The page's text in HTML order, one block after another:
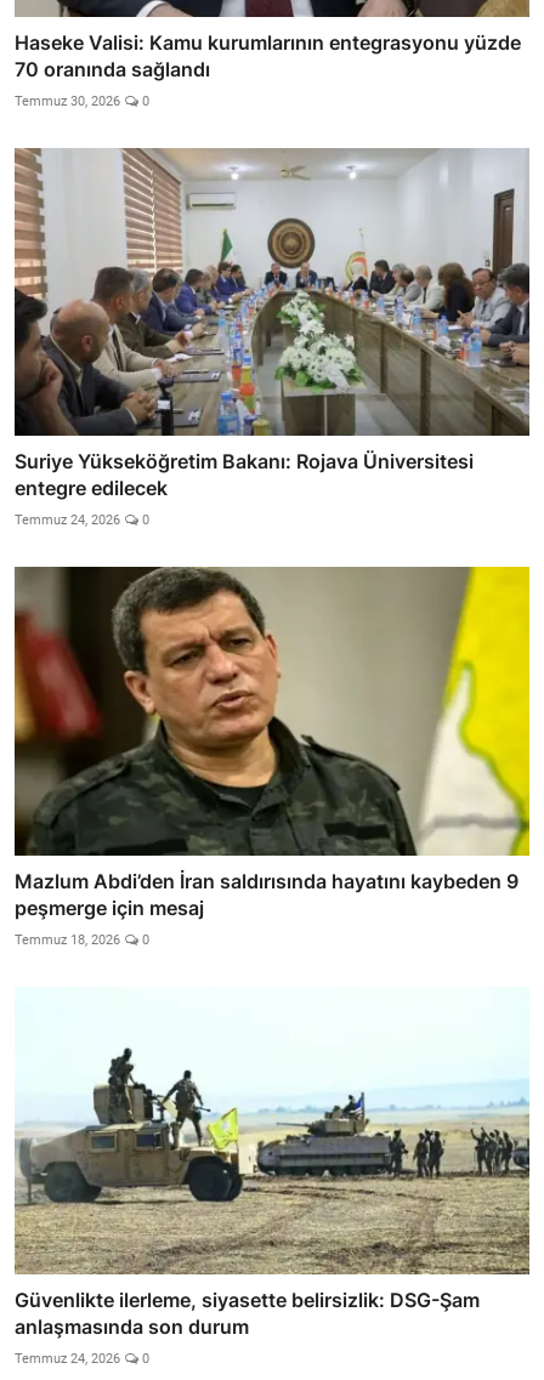
Haseke Valisi: Kamu kurumlarının entegrasyonu yüzde
70 oranında sağlandı
Temmuz 30, 2026 0
Suriye Yükseköğretim Bakanı: Rojava Üniversitesi
entegre edilecek
Temmuz 24, 2026 0
Mazlum Abdi’den İran saldırısında hayatını kaybeden 9
peşmerge için mesaj
Temmuz 18, 2026 0
Güvenlikte ilerleme, siyasette belirsizlik: DSG-Şam
anlaşmasında son durum
Temmuz 24, 2026 0